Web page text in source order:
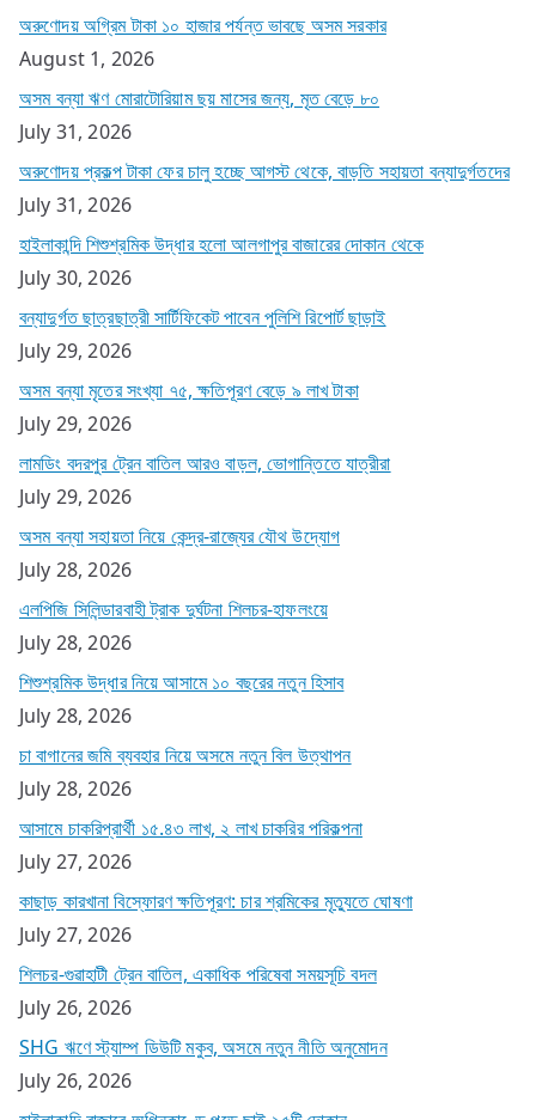
অরুণোদয় অগ্রিম টাকা ১০ হাজার পর্যন্ত ভাবছে অসম সরকার
August 1, 2026
অসম বন্যা ঋণ মোরাটোরিয়াম ছয় মাসের জন্য, মৃত বেড়ে ৮০
July 31, 2026
অরুণোদয় প্রকল্প টাকা ফের চালু হচ্ছে আগস্ট থেকে, বাড়তি সহায়তা বন্যাদুর্গতদের
July 31, 2026
হাইলাকান্দি শিশুশ্রমিক উদ্ধার হলো আলগাপুর বাজারের দোকান থেকে
July 30, 2026
বন্যাদুর্গত ছাত্রছাত্রী সার্টিফিকেট পাবেন পুলিশি রিপোর্ট ছাড়াই
July 29, 2026
অসম বন্যা মৃতের সংখ্যা ৭৫, ক্ষতিপূরণ বেড়ে ৯ লাখ টাকা
July 29, 2026
লামডিং বদরপুর ট্রেন বাতিল আরও বাড়ল, ভোগান্তিতে যাত্রীরা
July 29, 2026
অসম বন্যা সহায়তা নিয়ে কেন্দ্র-রাজ্যের যৌথ উদ্যোগ
July 28, 2026
এলপিজি সিলিন্ডারবাহী ট্রাক দুর্ঘটনা শিলচর-হাফলংয়ে
July 28, 2026
শিশুশ্রমিক উদ্ধার নিয়ে আসামে ১০ বছরের নতুন হিসাব
July 28, 2026
চা বাগানের জমি ব্যবহার নিয়ে অসমে নতুন বিল উত্থাপন
July 28, 2026
আসামে চাকরিপ্রার্থী ১৫.৪৩ লাখ, ২ লাখ চাকরির পরিকল্পনা
July 27, 2026
কাছাড় কারখানা বিস্ফোরণ ক্ষতিপূরণ: চার শ্রমিকের মৃত্যুতে ঘোষণা
July 27, 2026
শিলচর-গুৱাহাটী ট্রেন বাতিল, একাধিক পরিষেবা সময়সূচি বদল
July 26, 2026
SHG ঋণে স্ট্যাম্প ডিউটি মকুব, অসমে নতুন নীতি অনুমোদন
July 26, 2026